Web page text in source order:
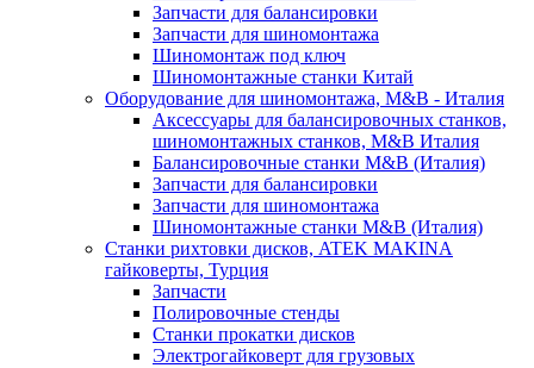
Запчасти для балансировки
Запчасти для шиномонтажа
Шиномонтаж под ключ
Шиномонтажные станки Китай
Оборудование для шиномонтажа, M&B - Италия
Аксессуары для балансировочных станков,
шиномонтажных станков, M&B Италия
Балансировочные станки M&B (Италия)
Запчасти для балансировки
Запчасти для шиномонтажа
Шиномонтажные станки M&B (Италия)
Станки рихтовки дисков, ATEK MAKINA
гайковерты, Турция
Запчасти
Полировочные стенды
Станки прокатки дисков
Электрогайковерт для грузовых